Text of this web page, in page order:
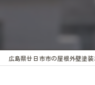
広島県廿日市市の屋根外壁塗